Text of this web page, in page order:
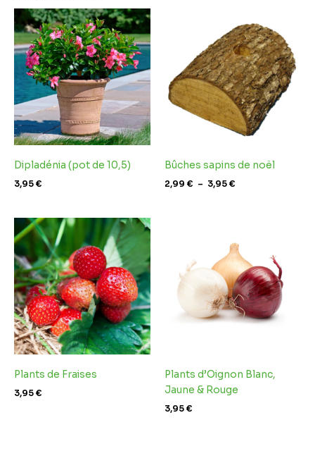
Dipladénia (pot de 10,5)
3,95€
Bûches sapins de noël
2,99 € – 3,95€
de
prix :
2,99 €
à
3,95 €
Plants de Fraises
3,95€
Plants d’Oignon Blanc,
Jaune & Rouge
3,95€